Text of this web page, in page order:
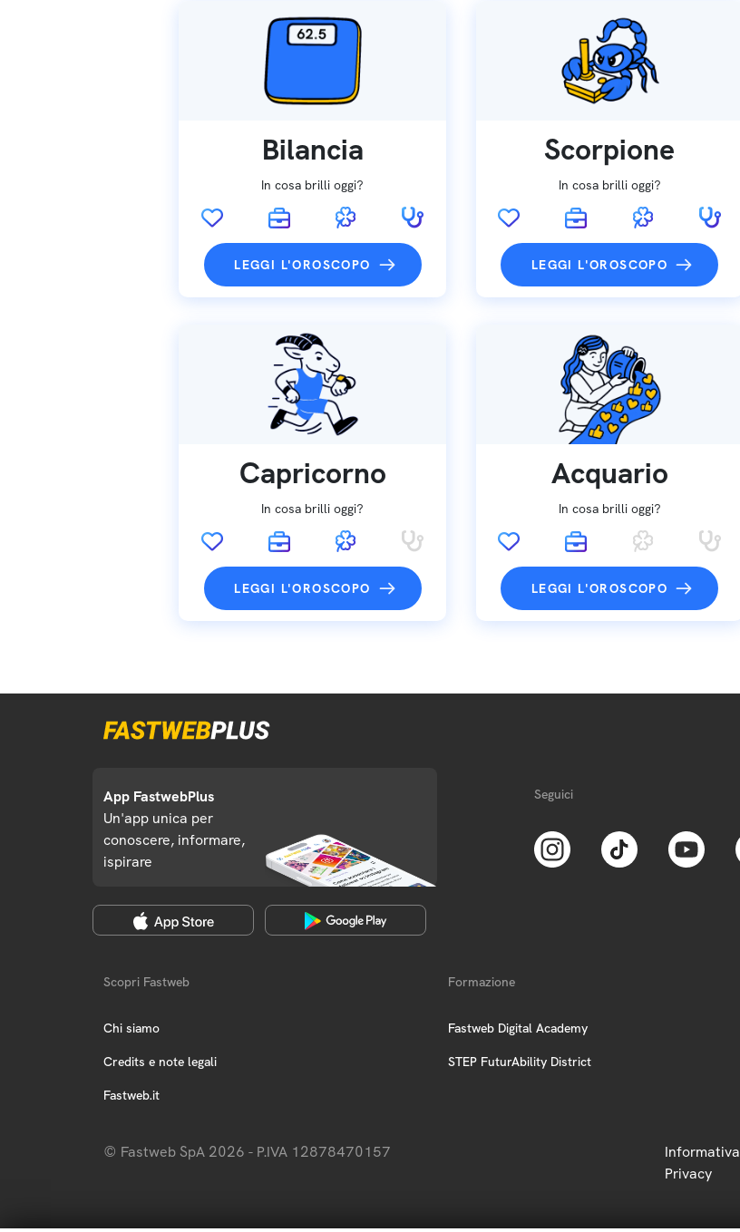
Bilancia
In cosa brilli oggi?
LEGGI L'OROSCOPO
Scorpione
In cosa brilli oggi?
LEGGI L'OROSCOPO
Capricorno
In cosa brilli oggi?
LEGGI L'OROSCOPO
Acquario
In cosa brilli oggi?
LEGGI L'OROSCOPO
App FastwebPlus
Un'app unica per
conoscere, informare,
ispirare
Seguici
Scopri Fastweb
Chi siamo
Credits e note legali
Fastweb.it
Formazione
Fastweb Digital Academy
STEP FuturAbility District
© Fastweb SpA 2026 - P.IVA 12878470157
Informativa
Privacy